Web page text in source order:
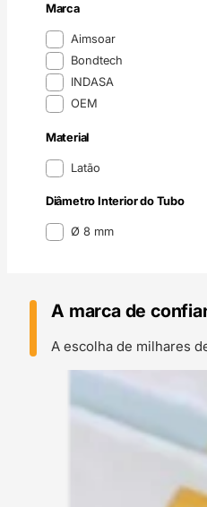
Marca
MarcaAimsoar
Bondtech
INDASA
OEM
Material
Material
Latão
Diâmetro Interior do Tubo
Diâmetro Interior do Tubo
Ø 8 mm
A marca de
A escolha de milhares